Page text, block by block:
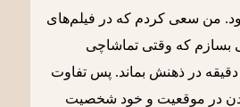
من سعی کردم که در فیلم‌های
بسازم که وقتی تماشاچی
می‌بیند، در همان ٢٠ دقیقه در ذهنش بماند. پس تفاوت
در موقعیت و خود شخصیت